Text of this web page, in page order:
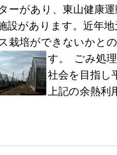
ーがあり、東山健康
設があります。近年
栽培ができないかと
す。
ごみ処
社会を目指し
上記の余熱利